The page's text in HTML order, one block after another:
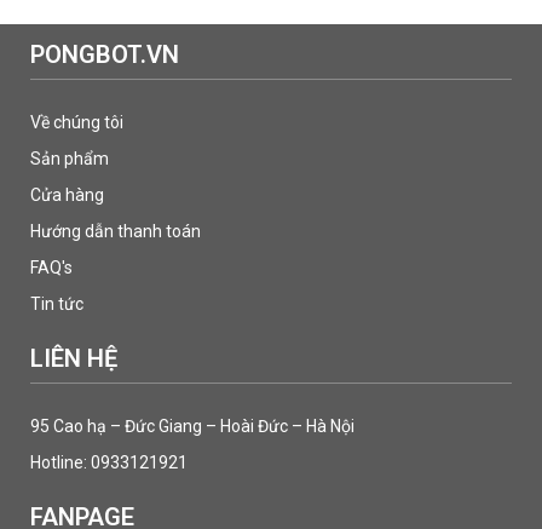
PONGBOT.VN
Về chúng tôi
Sản phẩm
Cửa hàng
Hướng dẫn thanh toán
FAQ's
Tin tức
LIÊN HỆ
95 Cao hạ – Đức Giang – Hoài Đức – Hà Nội
Hotline: 0933121921
FANPAGE